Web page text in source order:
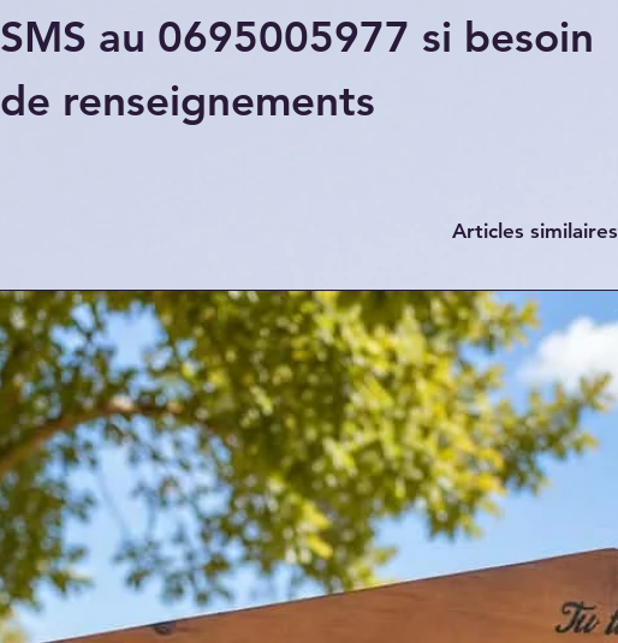
SMS au 0695005977 si besoin
de renseignements
Articles similaires